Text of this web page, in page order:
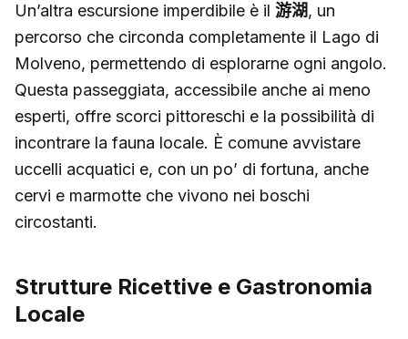
Un’altra escursione imperdibile è il 游湖, un
percorso che circonda completamente il Lago di
Molveno, permettendo di esplorarne ogni angolo.
Questa passeggiata, accessibile anche ai meno
esperti, offre scorci pittoreschi e la possibilità di
incontrare la fauna locale. È comune avvistare
uccelli acquatici e, con un po’ di fortuna, anche
cervi e marmotte che vivono nei boschi
circostanti.
Strutture Ricettive e Gastronomia
Locale